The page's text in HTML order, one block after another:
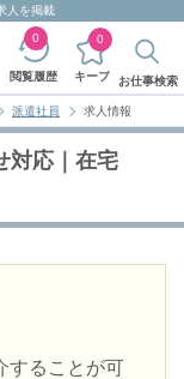
人を掲載
閲覧履歴
0
キープ
0
お仕事検索
派遣社員 求人情報
対応｜在宅
することが可